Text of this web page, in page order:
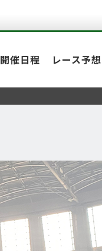
開催日程 レース予想